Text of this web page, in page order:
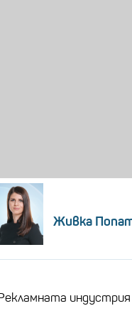
Живка
индустрия